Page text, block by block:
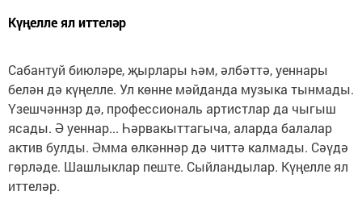
Күңелле ял иттеләр
Сабантуй биюләре, җырлары һәм, әлбәттә, уеннары
белән дә күңелле. Ул көнне мәйданда музыка тынмады.
Үзешчәннзр дә, профессиональ артистлар да чыгыш
ясады. Ә уеннар... Һәрвакыттагыча, аларда балалар
актив булды. Әмма өлкәннәр дә читтә калмады. Сәүдә
гөрләде. Шашлыклар пеште. Сыйландылар. Күңелле ял
иттеләр.